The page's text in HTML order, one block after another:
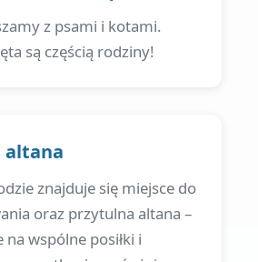
z psami i kotami.
są częścią rodziny!
altana
znajduje się miejsce do
oraz przytulna altana –
na wspólne posiłki i